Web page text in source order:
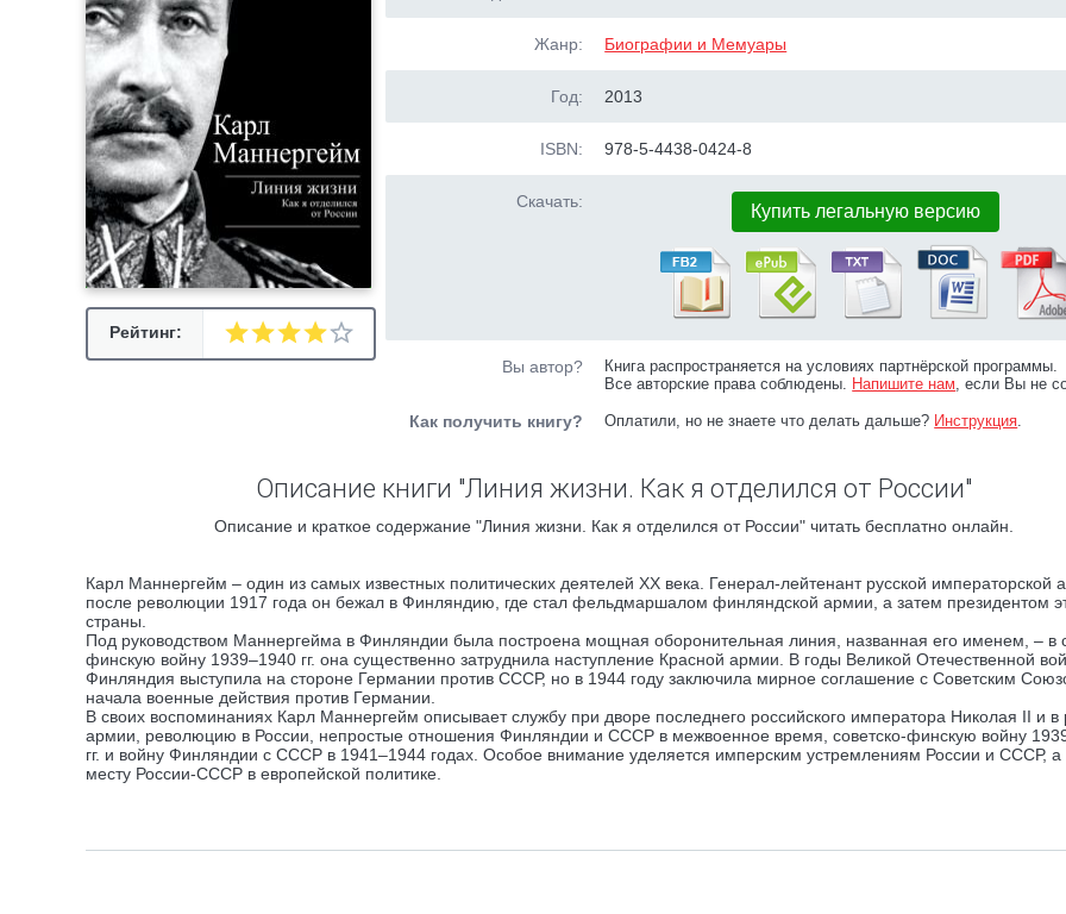
Рейтинг:
Жанр: Биографии и Мемуары
Год: 2013
ISBN: 978-5-4438-0424-8
Скачать: Купить легальную версию
Вы автор?
Книга распространяется на условиях партнёрской программы.
Все авторские права соблюдены. Напишите нам, если Вы не
Как получить книгу? Оплатили, но не знаете что делать дальше? Инструкция.
Описание книги "Линия жизни. Как я отделился от России"
Описание и краткое содержание "Линия жизни. Как я отделился от России" читать бесплатно онлайн.
Карл Маннергейм – один из самых известных политических деятелей XX века. Генерал-лейтенант русской императорской
после революции 1917 года он бежал в Финляндию, где стал фельдмаршалом финляндской армии, а затем президентом
страны.
Под руководством Маннергейма в Финляндии была построена мощная оборонительная линия, названная его именем, – в
финскую войну 1939–1940 гг. она существенно затруднила наступление Красной армии. В годы Великой Отечественной
Финляндия выступила на стороне Германии против СССР, но в 1944 году заключила мирное соглашение с Советским
начала военные действия против Германии.
В своих воспоминаниях Карл Маннергейм описывает службу при дворе последнего российского императора Николая II и в
армии, революцию в России, непростые отношения Финляндии и СССР в межвоенное время, советско-финскую войну
гг. и войну Финляндии с СССР в 1941–1944 годах. Особое внимание уделяется имперским устремлениям России и СССР, а
месту России-СССР в европейской политике.